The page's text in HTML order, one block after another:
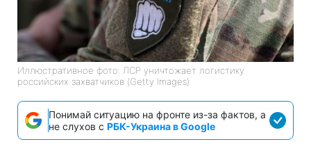
Иллюстративное фото: ЛСР уничтожает логистику
российских захватчиков (Getty Images)
Понимай ситуацию на фронте из-за фактов, а
не слухов с РБК-Украина в Google